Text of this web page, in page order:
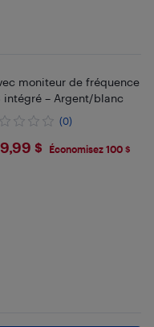
moniteur de fréquence
intégré – Argent/blanc
(0)
$ Économisez 100 $